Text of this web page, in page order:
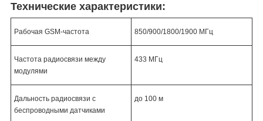
Технические характеристики:
Рабочая GSM-частота 850/900/1800/1900 МГц
Частота радиосвязи между
модулями
433 МГц
Дальность радиосвязи с
беспроводными датчиками
до 100 м